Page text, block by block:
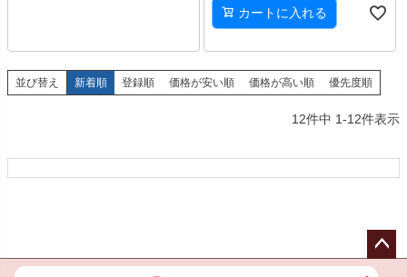
カートに入れる
並び替え 新着順 登録順 価格が安い順 価格が高い順 優先度順
12件中 1-12件表示
ペー